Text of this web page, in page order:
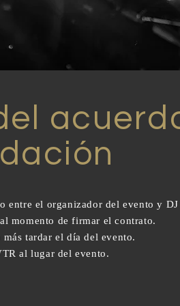
entre el organizador del evento y
momento de firmar el contrato.
tardar el día del evento.
al lugar del evento.